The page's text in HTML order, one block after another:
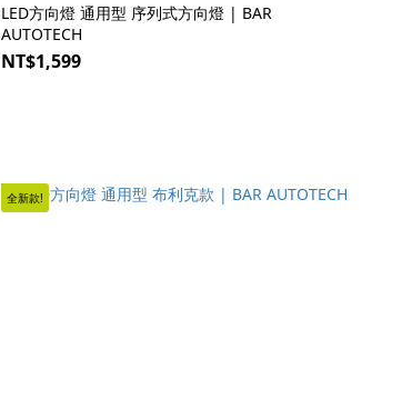
LED方向燈 通用型 序列式方向燈 | BAR
AUTOTECH
NT$1,599
全新款!